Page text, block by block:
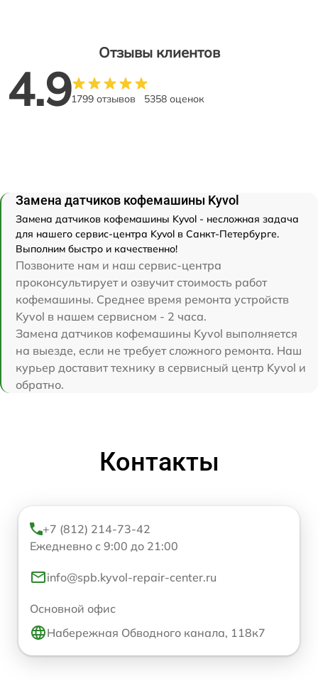
Отзывы клиентов
4.91799 отзывов 5358 оценок
Замена датчиков кофемашины Kyvol
Замена датчиков кофемашины Kyvol - несложная задача
для нашего сервис-центра Kyvol в Санкт-Петербурге.
Выполним быстро и качественно!
Позвоните нам и наш сервис-центра
проконсультирует и озвучит стоимость работ
кофемашины. Среднее время ремонта устройств
Kyvol в нашем сервисном - 2 часа.
Замена датчиков кофемашины Kyvol выполняется
на выезде, если не требует сложного ремонта. Наш
курьер доставит технику в сервисный центр Kyvol и
обратно.
Контакты
+7 (812) 214-73-42
Ежедневно с 9:00 до 21:00
info@spb.kyvol-repair-center.ru
Основной офис
Набережная Обводного канала, 118к7